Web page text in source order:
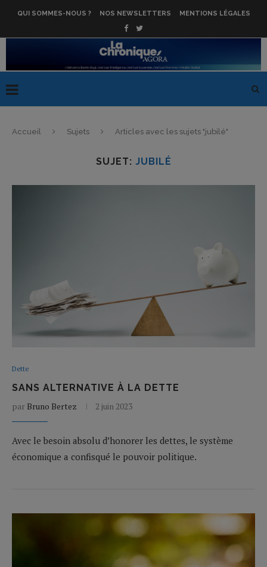
QUI SOMMES-NOUS ? NOS NEWSLETTERS MENTIONS LÉGALES
Accueil Sujets Articles avec les sujets "jubilé"
SUJET: JUBILÉ
Dette
SANS ALTERNATIVE À LA DETTE
par Bruno Bertez 2 juin 2023
Avec le besoin absolu d’honorer les dettes, le système
économique a confisqué le pouvoir politique.